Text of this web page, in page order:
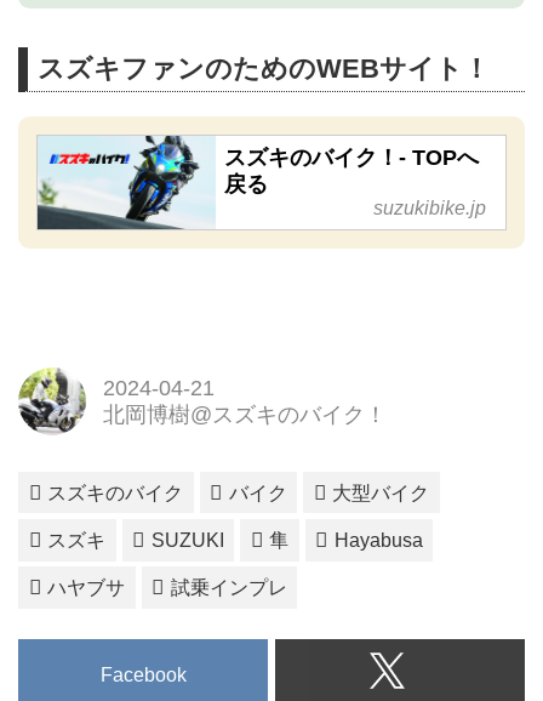
スズキファンのためのWEBサイト！
スズキのバイク！- TOPへ
戻る
suzukibike.jp
2024-04-21
北岡博樹@スズキのバイク！
スズキのバイク バイク 大型バイク
スズキ SUZUKI 隼 Hayabusa
ハヤブサ 試乗インプレ
Facebook